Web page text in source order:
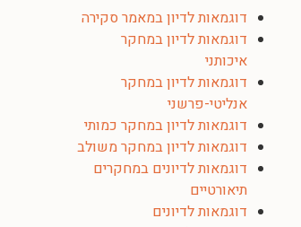
דוגמאות לדיון במאמר סקירה
דוגמאות לדיון במחקר
איכותני
דוגמאות לדיון במחקר
אנליטי-פרשני
דוגמאות לדיון במחקר כמותי
דוגמאות לדיון במחקר משולב
דוגמאות לדיונים במחקרים
תיאורטיים
דוגמאות לדיונים